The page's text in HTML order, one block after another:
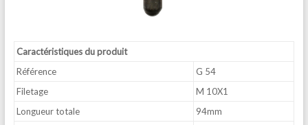
Caractéristiques du produit
Référence
G 54
Filetage
M 10X1
Longueur totale
94mm